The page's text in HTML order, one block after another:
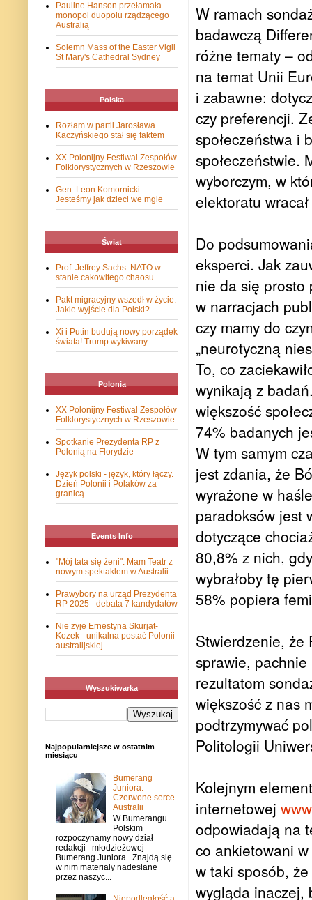
W ramach
badawczą
różne tematy –
na temat Unii
i zabawne:
czy preferencji.
społeczeństwa i
społeczeństwie.
wyborczym, w
elektoratu
Do
eksperci. Jak
nie da się prosto
w narracjach
czy mamy do
„neurotyczną
To, co
wynikają z
większość
74% badanych
W tym samym
jest zdania, że
wyrażone w
paradoksów jest
dotyczące
80,8% z nich,
wybrałoby tę
58% popiera
Stwierdzenie, że
sprawie, pachnie
rezultatom
większość z nas
podtrzymywać
Politologii
Kolejnym
internetowej
odpowiadają na
co ankietowani
w taki sposób,
wygląda inaczej,
Pauline Hanson przełamała
monopol duopolu rządzącego
Australią
Solemn Mass of the Easter Vigil
St Mary's Cathedral Sydney
Polska
Rozłam w partii Jarosława
Kaczyńskiego stał się faktem
XX Polonijny Festiwal Zespołów
Folklorystycznych w Rzeszowie
Gen. Leon Komornicki:
Jesteśmy jak dzieci we mgle
Świat
Prof. Jeffrey Sachs: NATO w
stanie cakowitego chaosu
Pakt migracyjny wszedł w życie.
Jakie wyjście dla Polski?
Xi i Putin budują nowy porządek
świata! Trump wykiwany
Polonia
XX Polonijny Festiwal Zespołów
Folklorystycznych w Rzeszowie
Spotkanie Prezydenta RP z
Polonią na Florydzie
Język polski - język, który łączy.
Dzień Polonii i Polaków za
granicą
Events Info
"Mój tata się żeni". Mam Teatr z
nowym spektaklem w Australii
Prawybory na urząd Prezydenta
RP 2025 - debata 7 kandydatów
Nie żyje Ernestyna Skurjat-
Kozek - unikalna postać Polonii
australijskiej
Wyszukiwarka
Najpopularniejsze w ostatnim
miesiącu
Bumerang
Juniora:
Czerwone serce
Australii
W Bumerangu
Polskim
rozpoczynamy nowy dział
redakcji młodzieżowej –
Bumerang Juniora . Znajdą się
w nim materiały nadesłane
przez naszyc...